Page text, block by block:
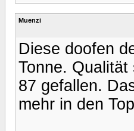
Muenzi
Diese doofen
Tonne.
87 gefallen.
mehr in den